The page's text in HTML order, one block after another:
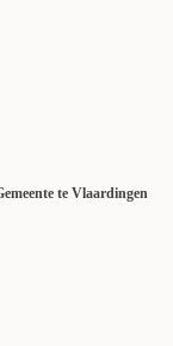
te Vlaardingen